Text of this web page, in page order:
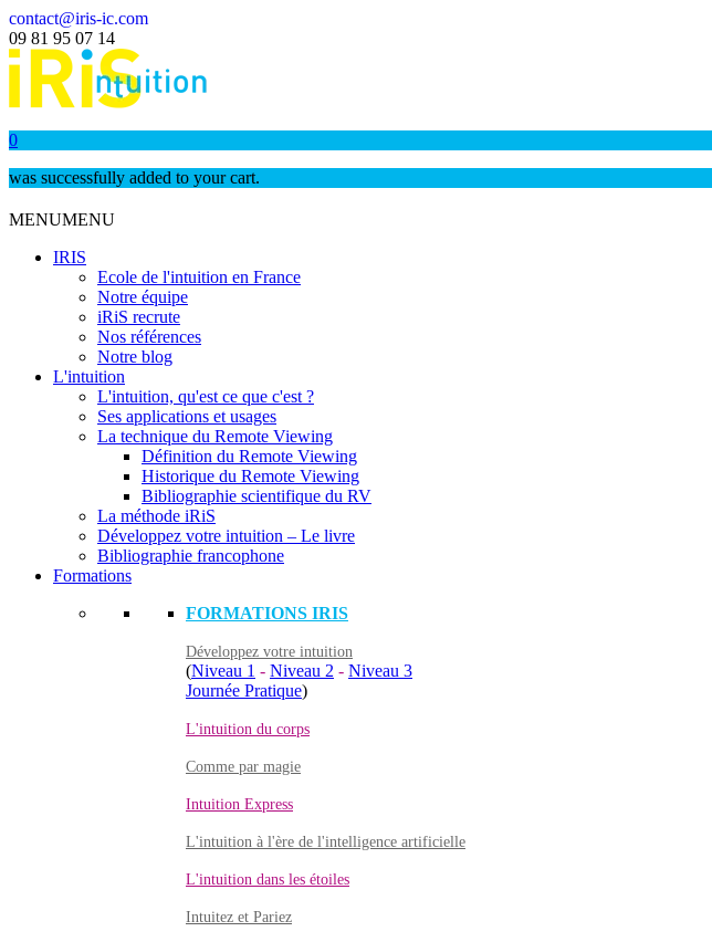
contact@iris-ic.com
09 81 95 07 14
0
was successfully added to your cart.
MENUMENU
IRIS
Ecole de l'intuition en France
Notre équipe
iRiS recrute
Nos références
Notre blog
L'intuition
L'intuition, qu'est ce que c'est ?
Ses applications et usages
La technique du Remote Viewing
Définition du Remote Viewing
Historique du Remote Viewing
Bibliographie scientifique du RV
La méthode iRiS
Développez votre intuition – Le livre
Bibliographie francophone
Formations
FORMATIONS IRIS
Développez votre intuition
(Niveau 1 - Niveau 2 - Niveau 3
Journée Pratique)
L'intuition du corps
Comme par magie
Intuition Express
L'intuition à l'ère de l'intelligence artificielle
L'intuition dans les étoiles
Intuitez et Pariez